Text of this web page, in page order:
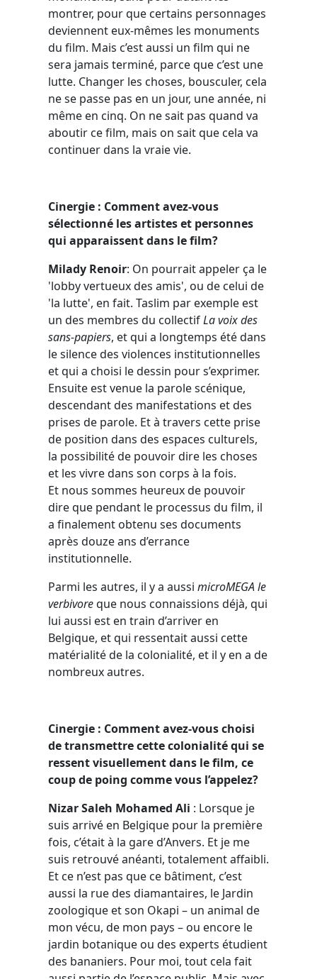
montrer, pour que certains personnages
deviennent eux-mêmes les monuments
du film. Mais c’est aussi un film qui ne
sera jamais terminé, parce que c’est une
lutte. Changer les choses, bousculer, cela
ne se passe pas en un jour, une année, ni
même en cinq. On ne sait pas quand va
aboutir ce film, mais on sait que cela va
continuer dans la vraie vie.
Cinergie : Comment avez-vous
sélectionné les artistes et personnes
qui apparaissent dans le film?
Milady Renoir: On pourrait appeler ça le
'lobby vertueux des amis', ou de celui de
'la lutte', en fait. Taslim par exemple est
un des membres du collectifLa voix des
sans-papiers, et qui a longtemps été dans
le silence des violences institutionnelles
et qui a choisi le dessin pour s’exprimer.
Ensuite est venue la parole scénique,
descendant des manifestations et des
prises de parole. Et à travers cette prise
de position dans des espaces culturels,
la possibilité de pouvoir dire les choses
et les vivre dans son corps à la fois.
Et nous sommes heureux de pouvoir
dire que pendant le processus du film, il
a finalement obtenu ses documents
après douze ans d’errance
institutionnelle.
Parmi les autres, il y a aussi microMEGA le
verbivoreque nous connaissions déjà, qui
lui aussi est en train d’arriver en
Belgique, et qui ressentait aussi cette
matérialité de la colonialité, et il y en a de
nombreux autres.
Cinergie : Comment avez-vous choisi
de transmettre cette colonialité qui se
ressent visuellement dans le film, ce
coup de poing comme vous l’appelez?
Nizar Saleh Mohamed Ali : Lorsque je
suis arrivé en Belgique pour la première
fois, c’était à la gare d’Anvers. Et je me
suis retrouvé anéanti, totalement affaibli.
Et ce n’est pas que ce bâtiment, c’est
aussi la rue des diamantaires, le Jardin
zoologique et son Okapi – un animal de
mon vécu, de mon pays – ou encore le
jardin botanique ou des experts étudient
des bananiers. Pour moi, tout cela fait